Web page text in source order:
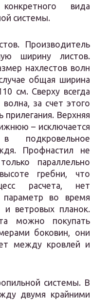
вида
системы.
Производитель
ширину листов.
нахлестов волн
общая ширина
см. Сверху всегда
за счет этого
прилегания. Верхняя
– исключается
подкровельное
Профнастил не
параллельно
гребни, что
расчета, нет
параметр во время
и ветровых планок.
можно покупать
боковин, они
между кровлей и
системы. В
двумя крайними